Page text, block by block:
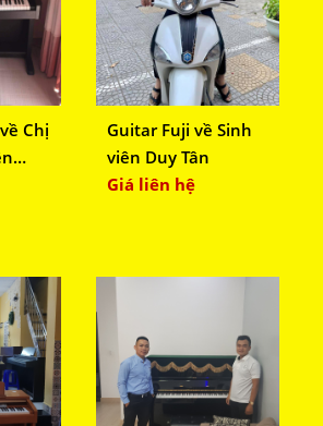
Chị
Guitar Fuji về Sinh
viên Duy Tân
Giá liên hệ